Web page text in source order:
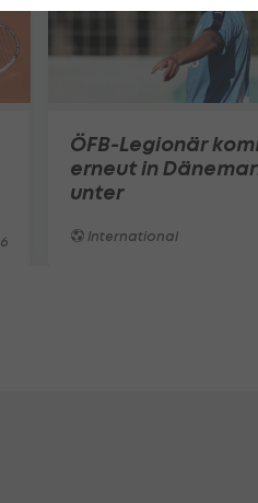
6
ÖFB-Legionär
erneut in
unter
International